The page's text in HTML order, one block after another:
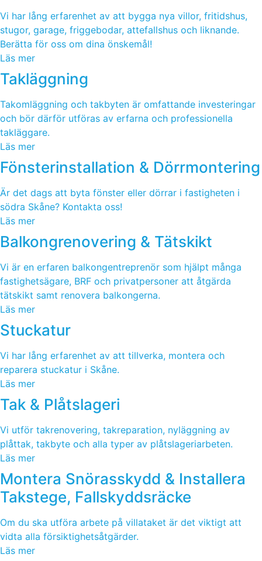
Vi har lång erfarenhet av att bygga nya villor, fritidshus,
stugor, garage, friggebodar, attefallshus och liknande.
Berätta för oss om dina önskemål!
Läs mer
Takläggning
Takomläggning och takbyten är omfattande investeringar
och bör därför utföras av erfarna och professionella
takläggare.
Läs mer
Fönsterinstallation & Dörrmontering
Är det dags att byta fönster eller dörrar i fastigheten i
södra Skåne? Kontakta oss!
Läs mer
Balkongrenovering & Tätskikt
Vi är en erfaren balkongentreprenör som hjälpt många
fastighetsägare, BRF och privatpersoner att åtgärda
tätskikt samt renovera balkongerna.
Läs mer
Stuckatur
Vi har lång erfarenhet av att tillverka, montera och
reparera stuckatur i Skåne.
Läs mer
Tak & Plåtslageri
Vi utför takrenovering, takreparation, nyläggning av
plåttak, takbyte och alla typer av plåtslageriarbeten.
Läs mer
Montera Snörasskydd & Installera
Takstege, Fallskyddsräcke
Om du ska utföra arbete på villataket är det viktigt att
vidta alla försiktighetsåtgärder.
Läs mer